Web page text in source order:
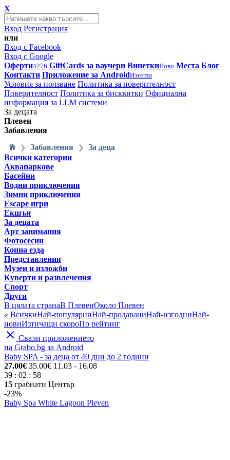
X
Вход Регистрация
или
Вход с Facebook
Вход с Google
Оферти4276 GiftCards за ваучери ВинеткиНово Места Блог
Контакти Приложение за AndroidИзтегли
Условия за ползване Политика за поверителност
Поверителност Политика за бисквитки Официална
информация за LLM системи
За децата
Плевен
Забавления
❯ Забавления ❯
За деца
Всички категории
Аквапаркове
Басейни
Водни приключения
Зимни приключения
Escape игри
Екшън
За децата
Арт занимания
Фотосесии
Конна езда
Представления
Музеи и изложби
Куверти и развлечения
Спорт
Други
В цялата странаВ ПлевенОколо Плевен
« ВсичкиНай-популярниНай-продаваниНай-изгодниНай-
новиИзтичащи скороПо рейтинг
Свали приложението
на Grabo.bg за Android
Baby SPA - за деца от 40 дни до 2 години
27.00€ 35.00€ 11.03 - 16.08
39 : 02 : 58
15 грабнати Център
-23%
Baby Spa White Lagoon Pleven